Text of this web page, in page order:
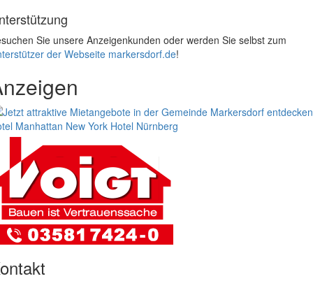
Sie unsere Anzeigenkunden oder werden Sie selbst zum
der Webseite markersdorf.de!
Manhattan New York Hotel Nürnberg